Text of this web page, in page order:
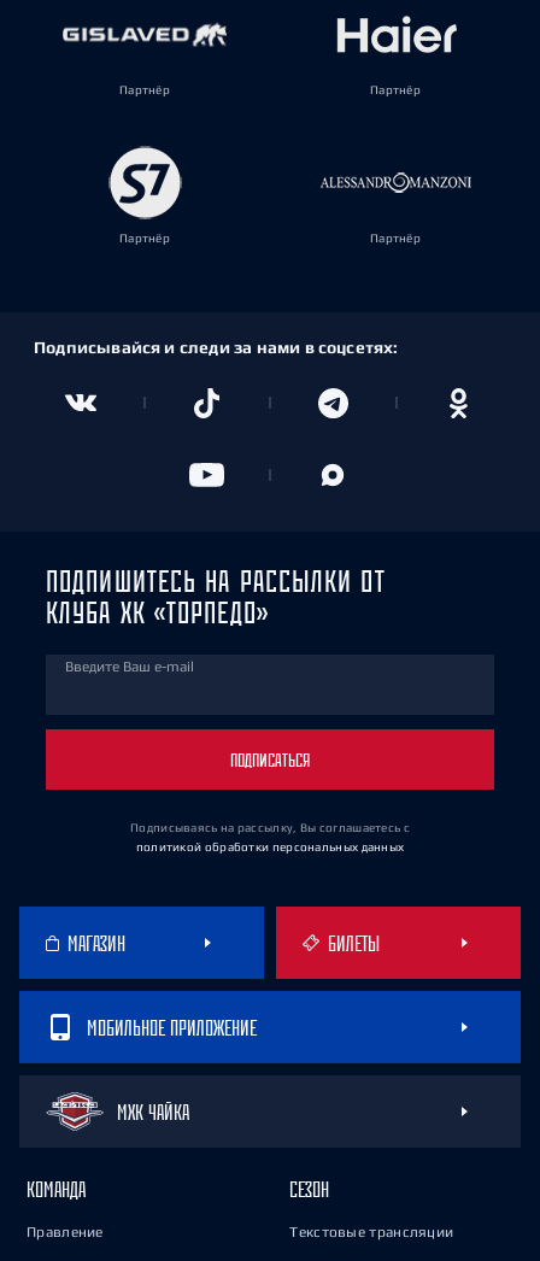
Партнёр Партнёр
Партнёр Партнёр
Подписывайся и следи за нами в соцсетях:
ПОДПИШИТЕСЬ НА РАССЫЛКИ ОТ
КЛУБА ХК «ТОРПЕДО»
Введите Ваш e-mail
ПОДПИСАТЬСЯ
Подписываясь на рассылку, Вы соглашаетесь с
политикой обработки персональных данных
МАГАЗИН БИЛЕТЫ
МОБИЛЬНОЕ ПРИЛОЖЕНИЕ
МХК ЧАЙКА
КОМАНДА
Правление
СЕЗОН
Текстовые трансляции